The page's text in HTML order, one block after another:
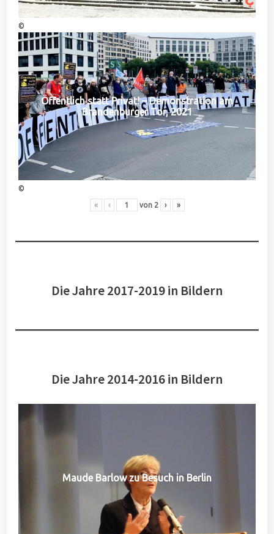
©
Öffentlich statt Privat! – Demonstration am
Brandenburger Tor, 2021
©
« ‹ von 2 › »
Die Jahre 2017-2019 in Bildern
Die Jahre 2014-2016 in Bildern
Maude Barlow zu Besuch in Berlin